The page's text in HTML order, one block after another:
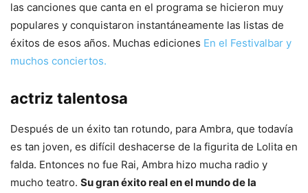
las canciones que canta en el programa se hicieron muy
populares y conquistaron instantáneamente las listas de
éxitos de esos años. Muchas ediciones En el Festivalbar y
muchos conciertos.
actriz talentosa
Después de un éxito tan rotundo, para Ambra, que todavía
es tan joven, es difícil deshacerse de la figurita de Lolita en
falda. Entonces no fue Rai, Ambra hizo mucha radio y
mucho teatro. Su gran éxito real en el mundo de la